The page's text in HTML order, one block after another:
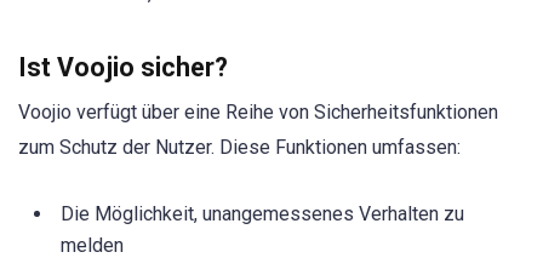
Ist Voojio sicher?
Voojio verfügt über eine Reihe von Sicherheitsfunktionen
zum Schutz der Nutzer. Diese Funktionen umfassen:
Die Möglichkeit, unangemessenes Verhalten zu
melden